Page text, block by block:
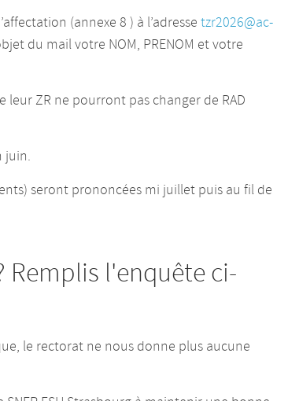
(annexe 8 ) à l’adresse tzr2026@ac-
du mail votre NOM, PRENOM et votre
leur ZR ne pourront pas changer de RAD
juin.
seront prononcées mi juillet puis au fil de
l'enquête ci-
le rectorat ne nous donne plus aucune